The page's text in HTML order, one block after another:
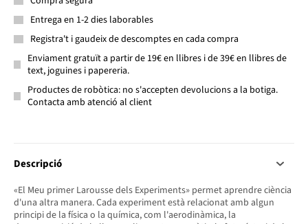
Entrega en 1-2 dies laborables
Registra't i gaudeix de descomptes en cada compra
Enviament gratuït a partir de 19€ en llibres i de 39€ en llibres de
text, joguines i papereria.
Productes de robòtica: no s'accepten devolucions a la botiga.
Contacta amb atenció al client
Descripció
«El Meu primer Larousse dels Experiments» permet aprendre ciència
d'una altra manera. Cada experiment està relacionat amb algun
principi de la física o la química, com l'aerodinàmica, la